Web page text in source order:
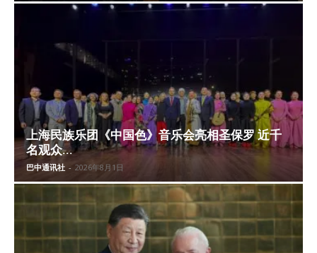
上海民族乐团《中国色》音乐会亮相圣保罗 近千
名观众...
巴中通讯社 - 2026年8月1日